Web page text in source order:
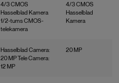
4/3 CMOS
Hasselblad Kamera
1/2-tums CMOS-
telekamera
4/3 CMOS
Hasselblad
Kamera
Hasselblad Camera:
20 MP Tele Camera:
12 MP
20 MP